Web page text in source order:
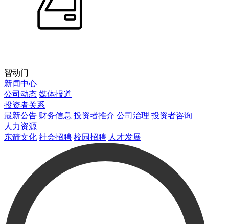
智动门
新闻中心
公司动态 媒体报道
投资者关系
最新公告 财务信息 投资者推介 公司治理 投资者咨询
人力资源
东箭文化 社会招聘 校园招聘 人才发展